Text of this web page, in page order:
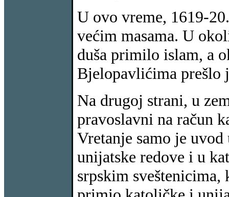
U ovo vreme, 1619-
većim masama. U
duša primilo islam, a
Bjelopavlićima prešlo
Na drugoj strani, u
pravoslavni na račun
Vretanje samo je
unijatske redove i u
srpskim sveštenicima,